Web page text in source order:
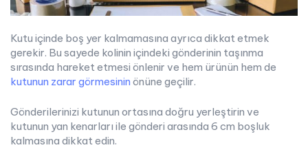
Kutu içinde boş yer kalmamasına ayrıca dikkat etmek
gerekir. Bu sayede kolinin içindeki gönderinin taşınma
sırasında hareket etmesi önlenir ve hem ürünün hem de
kutunun zarar görmesinin önüne geçilir.
Gönderilerinizi kutunun ortasına doğru yerleştirin ve
kutunun yan kenarları ile gönderi arasında 6 cm boşluk
kalmasına dikkat edin.